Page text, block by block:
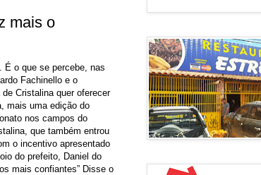
mais o
É o que se percebe, nas
Fachinello e o
Cristalina quer oferecer
mais uma edição do
nos campos do
que também entrou
o incentivo apresentado
do prefeito, Daniel do
mais confiantes” Disse o